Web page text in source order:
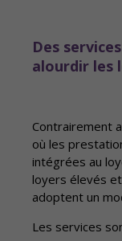
Des
alourdir les
Contrairement
où les
intégrées au
loyers élevés
adoptent un
Les services